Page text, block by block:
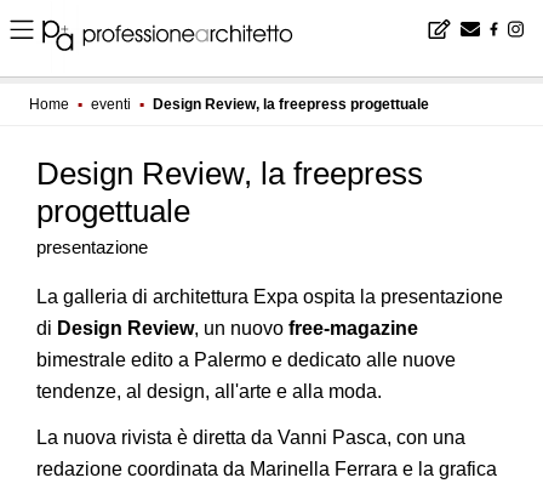
Home ▪ eventi ▪ Design Review, la freepress progettuale
Design Review, la freepress
progettuale
presentazione
La galleria di architettura Expa ospita la presentazione
di Design Review, un nuovo free-magazine
bimestrale edito a Palermo e dedicato alle nuove
tendenze, al design, all'arte e alla moda.
La nuova rivista è diretta da Vanni Pasca, con una
redazione coordinata da Marinella Ferrara e la grafica